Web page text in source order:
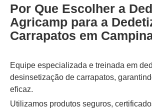
Por Que Escolher a
Agricamp para a
Carrapatos em
Equipe especializada e treinada em
desinsetização de carrapatos,
eficaz.
Utilizamos produtos seguros,